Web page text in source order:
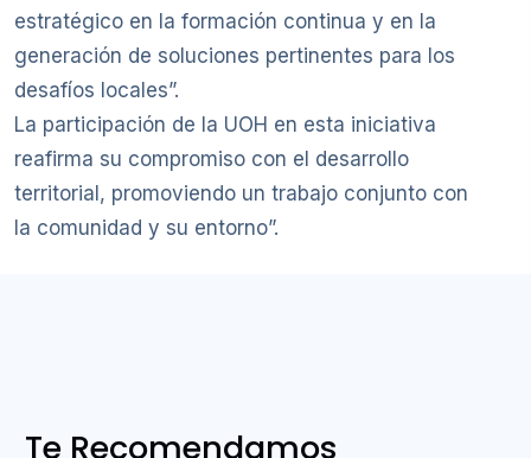
estratégico en la formación continua y en la
generación de soluciones pertinentes para los
desafíos locales”.
La participación de la UOH en esta iniciativa
reafirma su compromiso con el desarrollo
territorial, promoviendo un trabajo conjunto con
la comunidad y su entorno”.
Te Recomendamos